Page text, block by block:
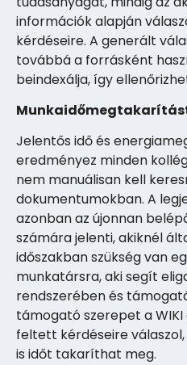
információk alapján
kérdéseire. A generált
továbbá a forrásként
beindexálja, így
Jelentős idő és
eredményez minden
nem manuálisan kell
dokumentumokban. A
azonban az újonnan
számára jelenti, akiknél
időszakban szükség van
munkatársra, aki segít
rendszerében és
támogató szerepet a WIKI
feltett kérdéseire
is időt takaríthat meg.